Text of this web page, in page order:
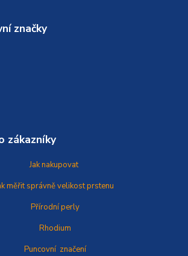
značky
zákazníky
Jak nakupovat
měřit správněvelikost prstenu
Přírodní perly
Rhodium
Puncovní značení